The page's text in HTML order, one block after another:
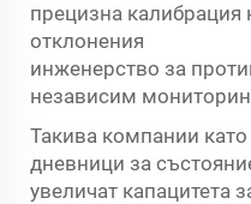
прецизна калибрация
отклонения
инженерство за
независим
Такива компании
дневници за
увеличат капацитета